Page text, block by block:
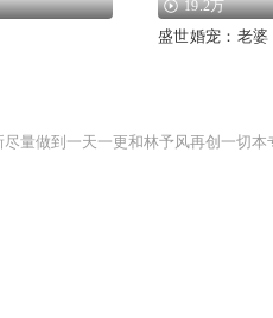
19.2万
盛世婚宠：老
量做到一天一更和林予风再创一切本